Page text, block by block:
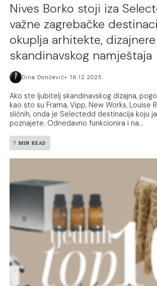
Nives Borko stoji iza
važne zagrebačke
okuplja arhitekte,
skandinavskog namještaja
Dina Dončević 16.12.2025.
Ako ste ljubitelj skandinavskog dizajna,
kao što su Frama, Vipp, New Works, Louise
sličnih, onda je Selectedd destinacija koju
poznajete. Odnedavno funkcionira i na...
7 MIN READ